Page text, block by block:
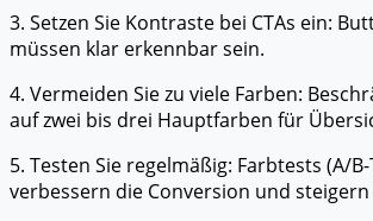
3. Setzen Sie Kontraste bei CTAs ein:
müssen klar erkennbar sein.
4. Vermeiden Sie zu viele Farben:
auf zwei bis drei Hauptfarben für
5. Testen Sie regelmäßig: Farbtests (A/
verbessern die Conversion und